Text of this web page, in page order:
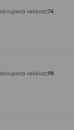
velikost:74
velikost:98